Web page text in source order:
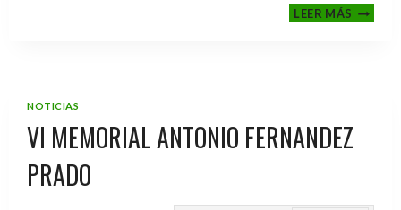
LEER MÁSIII
NOTICIAS
VI MEMORIAL ANTONIO FERNANDEZ
PRADO